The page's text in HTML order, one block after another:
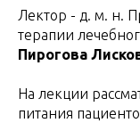
Лектор - д. м. н.
терапии
Пирогова
На лекции
питания